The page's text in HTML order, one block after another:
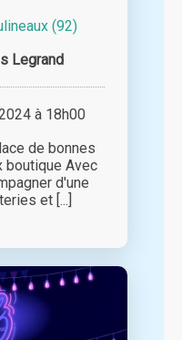
(92)
Legrand
à 18h00
de bonnes
boutique Avec
d'une
et [...]